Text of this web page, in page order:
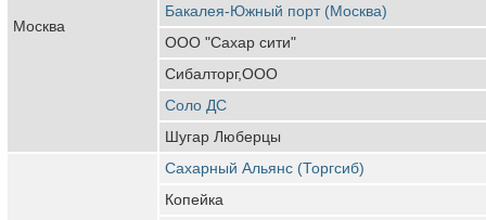
Москва
Бакалея-Южный порт (Москва)
ООО "Сахар сити"
Сибалторг,ООО
Соло ДС
Шугар Люберцы
Сахарный Альянс (Торгсиб)
Копейка